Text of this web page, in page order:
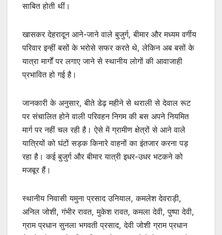
साबित होती थीं।
खासकर देहरादून आने-जाने वाले बुजुर्ग, बीमार और मध्यम वर्गीय
परिवार इन्हीं बसों के भरोसे सफर करते थे, लेकिन अब बसों के
यात्रा मार्गों पर लगाए जाने से स्थानीय लोगों की आवाजाही
प्रभावित हो गई है।
जानकारी के अनुसार, बीते डेढ़ महीने से थराली से देवाल रूट
पर संचालित होने वाली परिवहन निगम की बस अपने नियमित
मार्ग पर नहीं चल रही है। ऐसे में ग्रामीण क्षेत्रों से आने वाले
यात्रियों को घंटों सड़क किनारे वाहनों का इंतजार करना पड़
रहा है। कई बुजुर्ग और बीमार यात्री इधर-उधर भटकने को
मजबूर हैं।
स्थानीय निवासी यमुना प्रसाद उनियाल, कमलेश देवराड़ी,
अनिल जोशी, गंभीर रावत, मुकेश रावत, कमला देवी, पुष्पा देवी,
ग्राम प्रधान सुनला भगवती प्रसाद, देवी जोशी ग्राम प्रधान